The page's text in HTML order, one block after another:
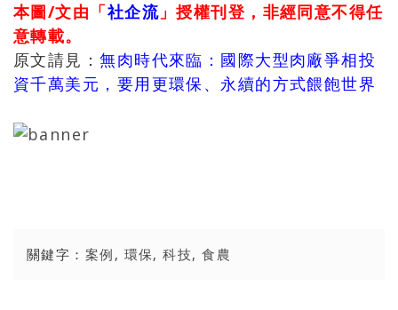
本圖/文由「社企流」授權刊登，非經同意不得任
意轉載。
原文請見：無肉時代來臨：國際大型肉廠爭相投
資千萬美元，要用更環保、永續的方式餵飽世界
關鍵字： 案例 , 環保,科技,食農